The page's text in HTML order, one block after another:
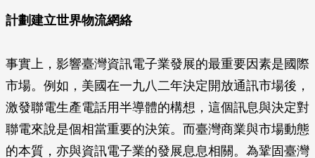
計劃建立世界物流網絡
事實上，影響臺灣資訊電子業發展的最重要因素是國際
市場。例如，美國在一九八二年決定開放通訊市場後，
激發聯電生產電話用半導體的構想，這個訊息與決定對
聯電來說是個相當重要的決策。而臺灣商業與市場動態
的本質，亦與資訊電子業的發展息息相關。為鞏固臺灣